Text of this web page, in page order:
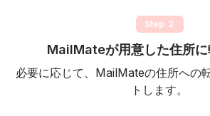
Step ２
MailMateが用意した住所に
必要に応じて、MailMateの住所への
トします。